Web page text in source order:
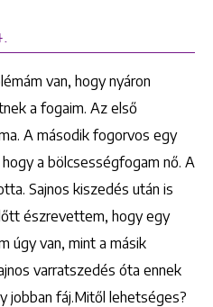
van, hogy nyáron
a fogaim. Az első
A második fogorvos egy
a bölcsességfogam nő. A
Sajnos kiszedés után is
észrevettem, hogy egy
úgy van, mint a másik
varratszedés óta ennek
jobban fáj.Mitől lehetséges?